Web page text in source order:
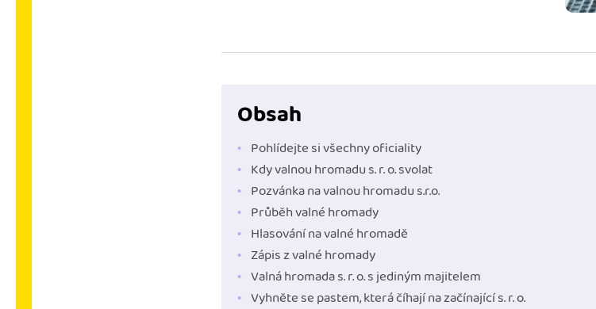
Propojení na další systémy
Nechte iDoklad pracovat za vás. Díky
Obsah
Pohlídejte si všechny oficiality
Kdy valnou hromadu s. r. o. svolat
Pozvánka na valnou hromadu s.r.o.
Průběh valné hromady
Hlasování na valné hromadě
Zápis z valné hromady
Valná hromada s. r. o. s jediným majitelem
Vyhněte se pastem, která číhají na začínající s. r. o.